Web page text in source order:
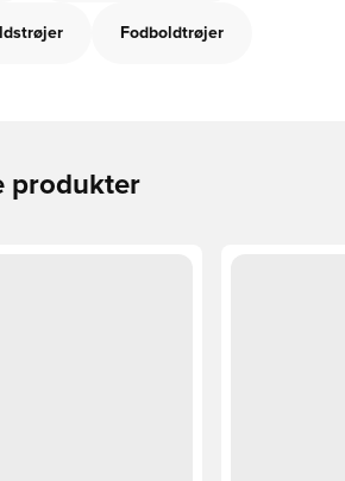
Fodboldtrøjer
produkter